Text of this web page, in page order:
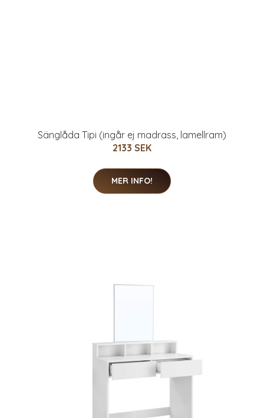
Sänglåda Tipi (ingår ej madrass, lamellram)
2133 SEK
MER INFO!